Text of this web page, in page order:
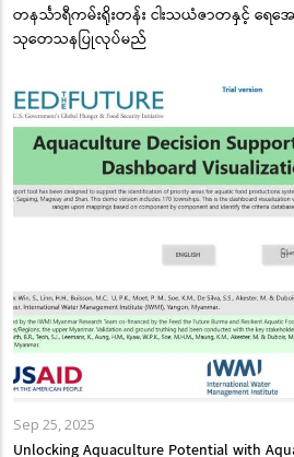
တနင်္သာရီကမ်းရိုးတန်း ငါးသယံဇာတနှင့် ရေ
သုတေသနပြုလုပ်မည်
Sep 25, 2025
Unlocking Aquaculture Potential with